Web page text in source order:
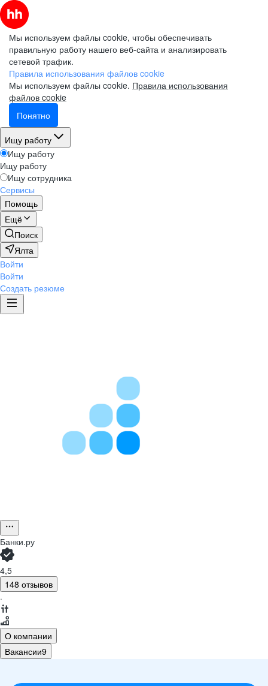
Мы используем файлы cookie, чтобы обеспечивать
правильную работу нашего веб-сайта и анализировать
сетевой трафик.
Правила использования файлов cookie
Мы используем файлы cookie. Правила использования
файлов cookie
Понятно
Ищу работу
Ищу работу
Ищу работу
Ищу сотрудника
Сервисы
Помощь
Ещё
Поиск
Ялта
Войти
Войти
Создать резюме
Банки.ру
4,5
148 отзывов
·
О компании
Вакансии9